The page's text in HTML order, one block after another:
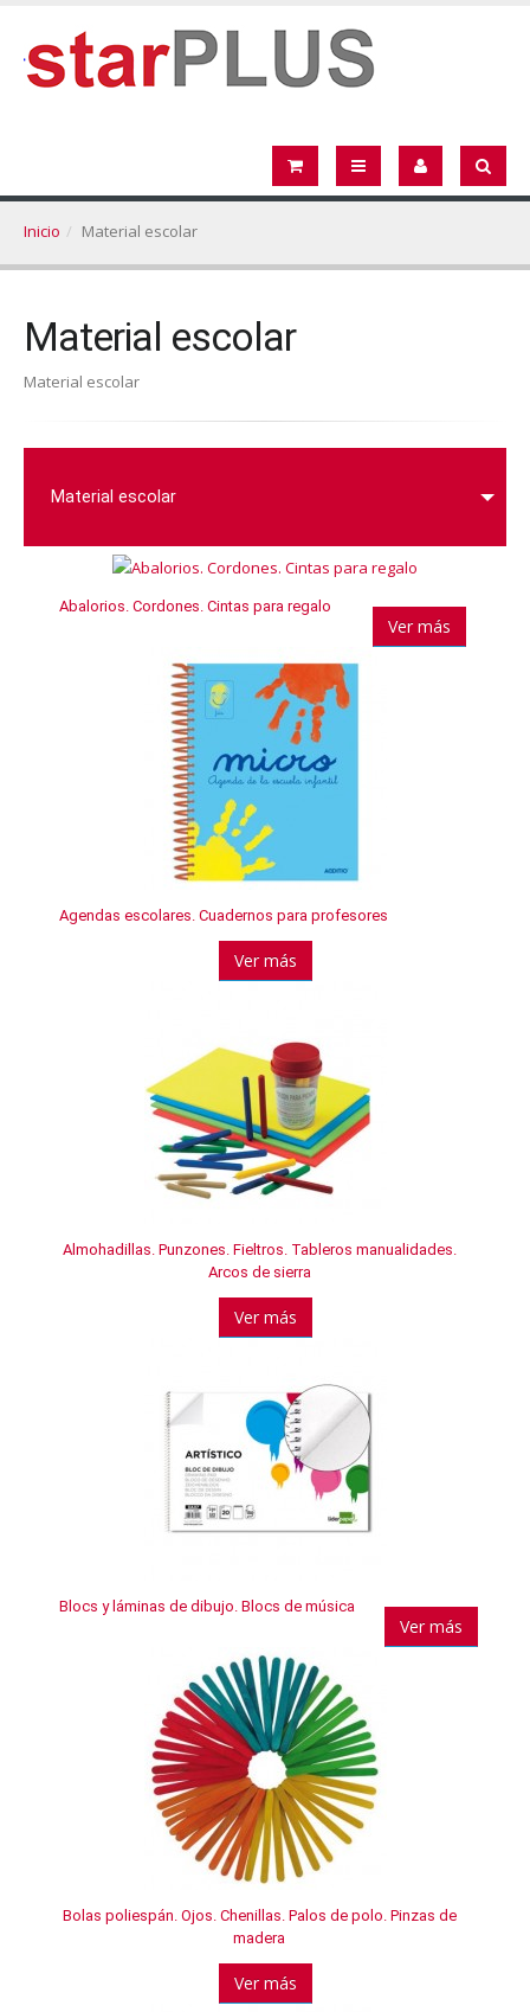
Inicio Material escolar
Material escolar
Material escolar
Material escolar
Abalorios. Cordones. Cintas para regalo
Ver más
Agendas escolares. Cuadernos para profesores
Ver más
Almohadillas. Punzones. Fieltros. Tableros manualidades.
Arcos de sierra
Ver más
Blocs y láminas de dibujo. Blocs de música
Ver más
Bolas poliespán. Ojos. Chenillas. Palos de polo. Pinzas de
madera
Ver más